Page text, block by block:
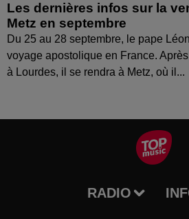
Les dernières infos sur la
Metz en septembre
Du 25 au 28 septembre, le pape
voyage apostolique en France.
à Lourdes, il se rendra à Metz, où il...
RADIO